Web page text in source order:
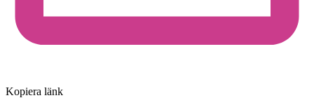
Kopiera länk